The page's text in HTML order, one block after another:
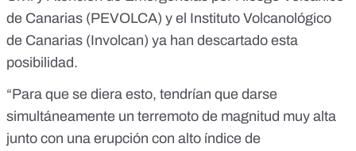
de Canarias (PEVOLCA) y el Instituto Volcanológico
de Canarias (Involcan) ya han descartado esta
posibilidad.
“Para que se diera esto, tendrían que darse
simultáneamente un terremoto de magnitud muy alta
junto con una erupción con alto índice de